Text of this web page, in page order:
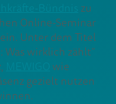
zu
Online-Seminar
Unter dem Titel
Was wirklich zählt“
wie
gezielt nutzen